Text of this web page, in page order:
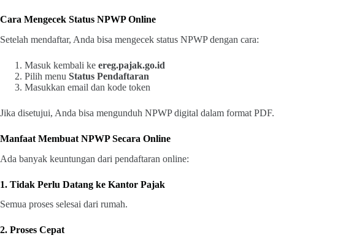
Cara Mengecek Status NPWP Online
Setelah mendaftar, Anda bisa mengecek status NPWP dengan cara:
Masuk kembali ke ereg.pajak.go.id
Pilih menu Status Pendaftaran
Masukkan email dan kode token
Jika disetujui, Anda bisa mengunduh NPWP digital dalam format PDF.
Manfaat Membuat NPWP Secara Online
Ada banyak keuntungan dari pendaftaran online:
1. Tidak Perlu Datang ke Kantor Pajak
Semua proses selesai dari rumah.
2. Proses Cepat